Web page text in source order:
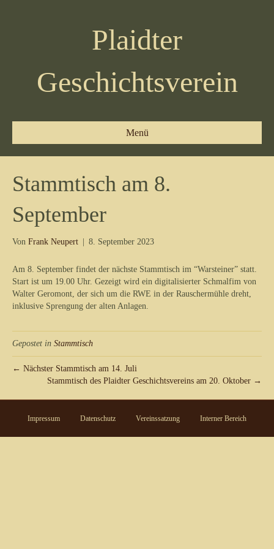
Plaidter
Geschichtsverein
Menü
Stammtisch am 8.
September
Von Frank Neupert 8. September 2023
Am 8. September findet der nächste Stammtisch im “Warsteiner” statt.
Start ist um 19.00 Uhr. Gezeigt wird ein digitalisierter Schmalfim von
Walter Geromont, der sich um die RWE in der Rauschermühle dreht,
inklusive Sprengung der alten Anlagen.
Gepostet in Stammtisch
← Nächster Stammtisch am 14. Juli
Stammtisch des Plaidter Geschichtsvereins am 20. Oktober →
Impressum Datenschutz Vereinssatzung Interner Bereich